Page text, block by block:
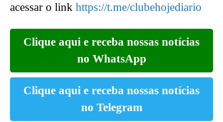
acessar o link https://t.me/clubehojediario
Clique aqui e receba nossas notícias
no WhatsApp
Clique aqui e receba nossas notícias
no Telegram